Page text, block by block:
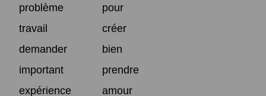
problème
pour
travail
créer
demander
bien
important
prendre
expérience
amour